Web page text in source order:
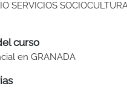
SERVICIOS
curso
en GRANADA